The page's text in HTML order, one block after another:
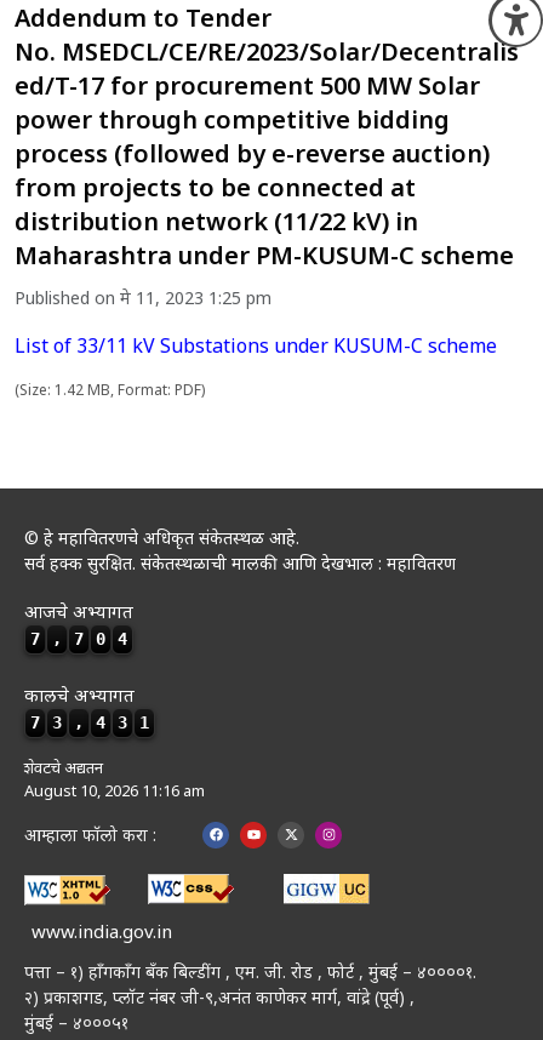
Addendum to Tender
No. MSEDCL/CE/RE/2023/Solar/Decentralis
ed/T-17 for procurement 500 MW Solar
power through competitive bidding
process (followed by e-reverse auction)
from projects to be connected at
distribution network (11/22 kV) in
Maharashtra under PM-KUSUM-C scheme
Published on मे 11, 2023 1:25 pm
List of 33/11 kV Substations under KUSUM-C scheme
(Size: 1.42 MB, Format: PDF)
© हे महावितरणचे अधिकृत संकेतस्थळ आहे.
सर्व हक्क सुरक्षित. संकेतस्थळाची मालकी आणि देखभाल : महावितरण
आजचे अभ्यागत
7 , 7 0 4
कालचे अभ्यागत
7 3 , 4 3 1
शेवटचे अद्यतन
August 10, 2026 11:16 am
आम्हाला फॉलो करा :
www.india.gov.in
पत्ता – १) हॉंगकॉंग बँक बिल्डींग , एम. जी. रोड , फोर्ट , मुंबई – ४००००१.
२) प्रकाशगड, प्लॉट नंबर जी-९,अनंत काणेकर मार्ग, वांद्रे (पूर्व) ,
मुंबई – ४०००५१